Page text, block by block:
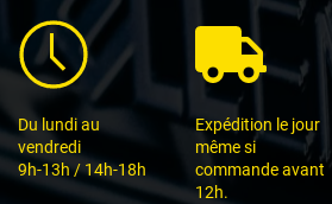
Du lundi au
vendredi
9h-13h / 14h-18h
Expédition le jour
même si
commande avant
12h.